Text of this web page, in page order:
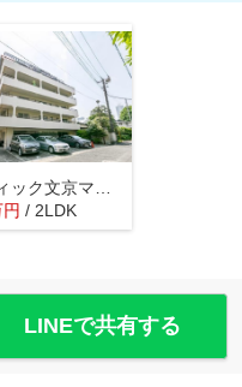
円 / 2LDK
LINEで共有する